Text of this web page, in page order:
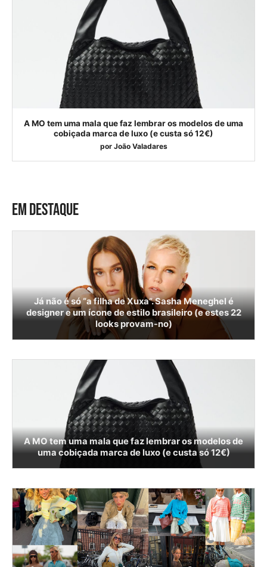
A MO tem uma mala que faz lembrar os modelos de uma
cobiçada marca de luxo (e custa só 12€)
por João Valadares
EM DESTAQUE
Já não é só “a filha de Xuxa”. Sasha Meneghel é
designer e um ícone de estilo brasileiro (e estes 22
looks provam-no)
A MO tem uma mala que faz lembrar os modelos de
uma cobiçada marca de luxo (e custa só 12€)